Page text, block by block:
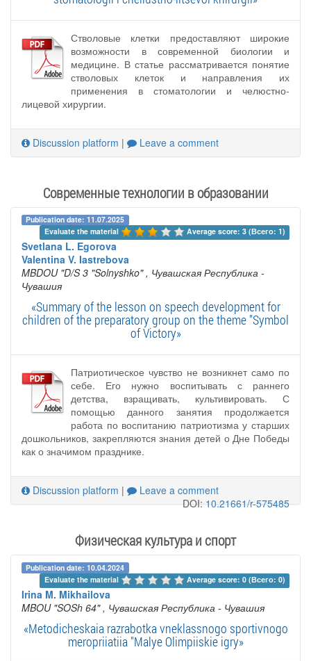
Стволовые клетки предоставляют широкие
возможности в современной биологии и
медицине. В статье рассматривается понятие
стволовых клеток и направления их
применения в стоматологии и челюстно-
лицевой хирургии.
Discussion platform | Leave a comment
Современные технологии в образовании
Publication date: 11.07.2025
Evaluate the material
Average score: 3 (Всего: 1)
Svetlana L. Egorova
Valentina V. Iastrebova
MBDOU "D/S 3 "Solnyshko" , Чувашская Республика -
Чувашия
«Summary of the lesson on speech development for
children of the preparatory group on the theme "Symbol
of Victory»
Патриотическое чувство не возникнет само по
себе. Его нужно воспитывать с раннего
детства, взращивать, культивировать. С
помощью данного занятия продолжается
работа по воспитанию патриотизма у старших
дошкольников, закрепляются знания детей о Дне Победы
как о значимом празднике.
Discussion platform |
Leave a comment
DOI:10.21661/r-575485
Физическая культура и спорт
Publication date: 10.04.2024
Evaluate the material
Average score: 0 (Всего: 0)
Irina M. Mikhailova
MBOU "SOSh 64" , Чувашская Республика - Чувашия
«Metodicheskaia razrabotka vneklassnogo sportivnogo
meropriiatiia "Malye Olimpiiskie igry»